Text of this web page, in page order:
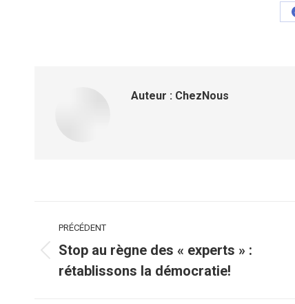
Auteur : ChezNous
Navigation
article
PRÉCÉDENT
Article
précédent
Stop au règne des « experts » :
rétablissons la démocratie!